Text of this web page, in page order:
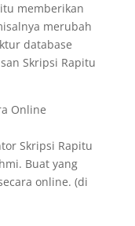
memberikan
merubah
database
Skripsi Rapitu
Online
Skripsi Rapitu
Buat yang
online. (di